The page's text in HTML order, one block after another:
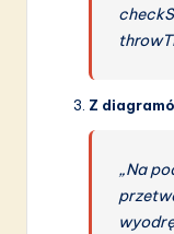
Z
„Na